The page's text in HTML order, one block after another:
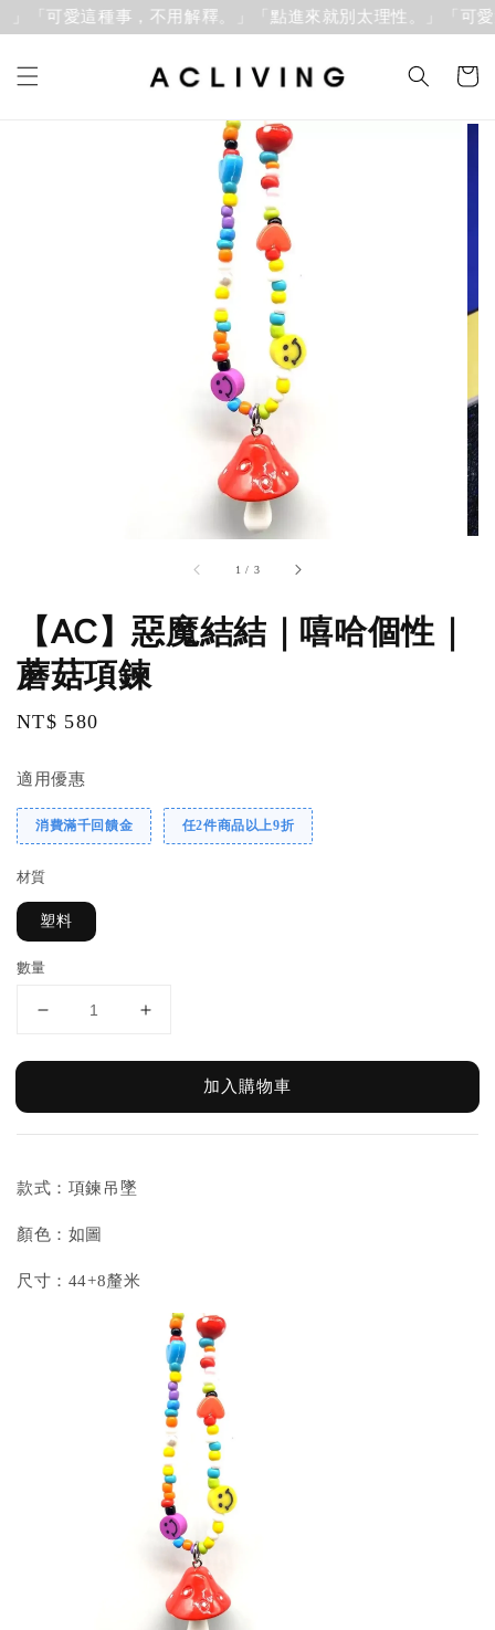
「可愛這種事，不用解釋。」 「點進來就別太理性。」「可
1 / 3
【AC】惡魔結結｜嘻哈個性｜
蘑菇項鍊
Regular
NT$ 580
適用優惠
消費滿千回饋金 任2件商品以上9折
材質
塑料
數量
加入購物車
款式：項鍊吊墜
顏色：如圖
尺寸：44+8釐米